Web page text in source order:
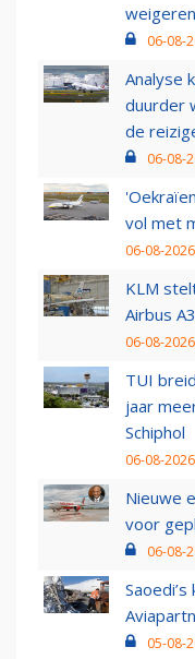
weigeren
06-08-
Analyse
duurder
de
06-08-
vol met
06-08-
KLM
Airbus
06-08-
TUI
jaar
Schiphol
06-08-
Nieuwe
voor
06-08-
05-08-